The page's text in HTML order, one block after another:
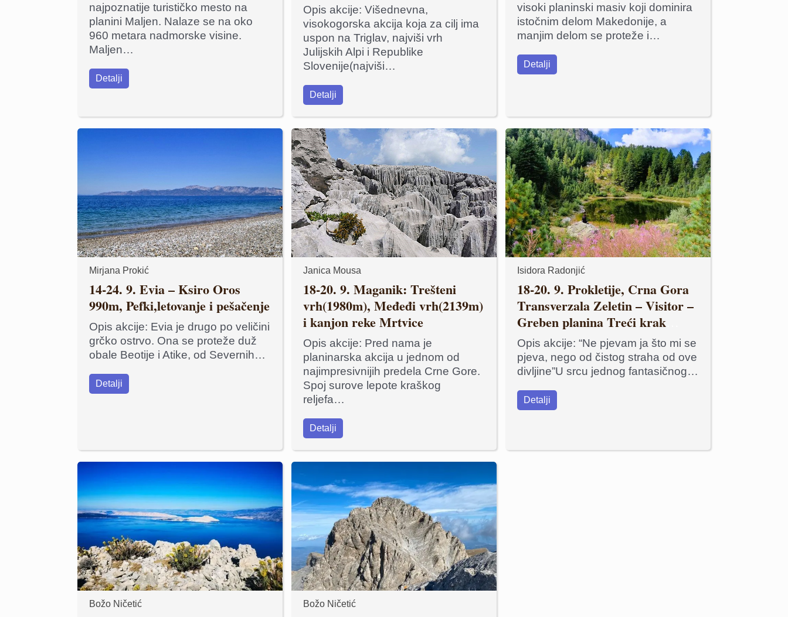
najpoznatije turističko mesto na
planini Maljen. Nalaze se na oko
960 metara nadmorske visine.
Maljen…
Detalji
Opis akcije: Višednevna,
visokogorska akcija koja za cilj ima
uspon na Triglav, najviši vrh
Julijskih Alpi i Republike
Slovenije(najviši…
Detalji
visoki planinski masiv koji dominira
istočnim delom Makedonije, a
manjim delom se proteže i…
Detalji
Mirjana Prokić
14-24. 9. Evia – Ksiro Oros
990m, Pefki,letovanje i pešačenje
Opis akcije: Evia je drugo po veličini
grčko ostrvo. Ona se proteže duž
obale Beotije i Atike, od Severnih…
Detalji
Janica Mousa
18-20. 9. Maganik: Trešteni
vrh(1980m), Međeđi vrh(2139m)
i kanjon reke Mrtvice
Opis akcije: Pred nama je
planinarska akcija u jednom od
najimpresivnijih predela Crne Gore.
Spoj surove lepote kraškog
reljefa…
Detalji
Isidora Radonjić
18-20. 9. Prokletije, Crna Gora
Transverzala Zeletin – Visitor –
Greben planina Treći krak
trougla koji nismo prošli
Opis akcije: “Ne pjevam ja što mi se
pjeva, nego od čistog straha od ove
divljine”U srcu jednog fantasičnog…
Detalji
Božo Ničetić Božo Ničetić